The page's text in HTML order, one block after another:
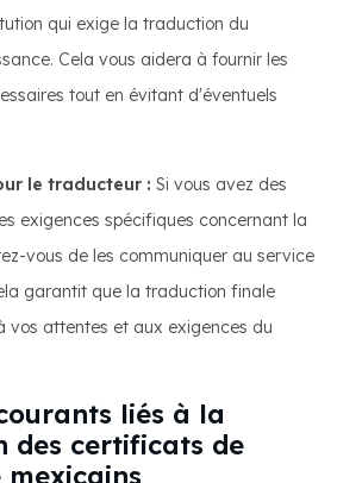
qui exige la traduction du
Cela vous aidera à fournir les
tout en évitant d'éventuels
le traducteur : Si vous avez des
exigences spécifiques concernant la
vous de les communiquer au service
garantit que la traduction finale
vos attentes et aux exigences du
liés à la
des certificats de
mexicains